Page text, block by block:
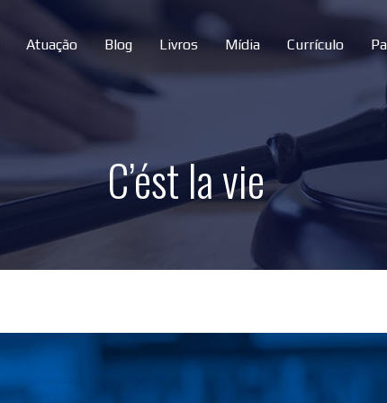
Atuação Blog Livros Mídia Currículo
C’ést la vie